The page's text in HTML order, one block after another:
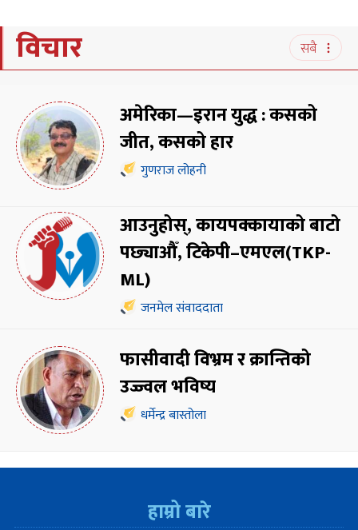
विचार सबै
अमेरिका—इरान युद्ध : कसको
जीत, कसको हार
गुणराज लोहनी
आउनुहोस्, कायपक्कायाको बाटो
पछ्याऔँ, टिकेपी–एमएल(TKP-
ML)
जनमेल संवाददाता
फासीवादी विभ्रम र क्रान्तिको
उज्ज्वल भविष्य
धर्मेन्द्र बास्तोला
हाम्रो बारे